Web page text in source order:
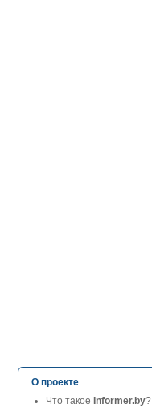
О проекте
Что такое Informer.by?